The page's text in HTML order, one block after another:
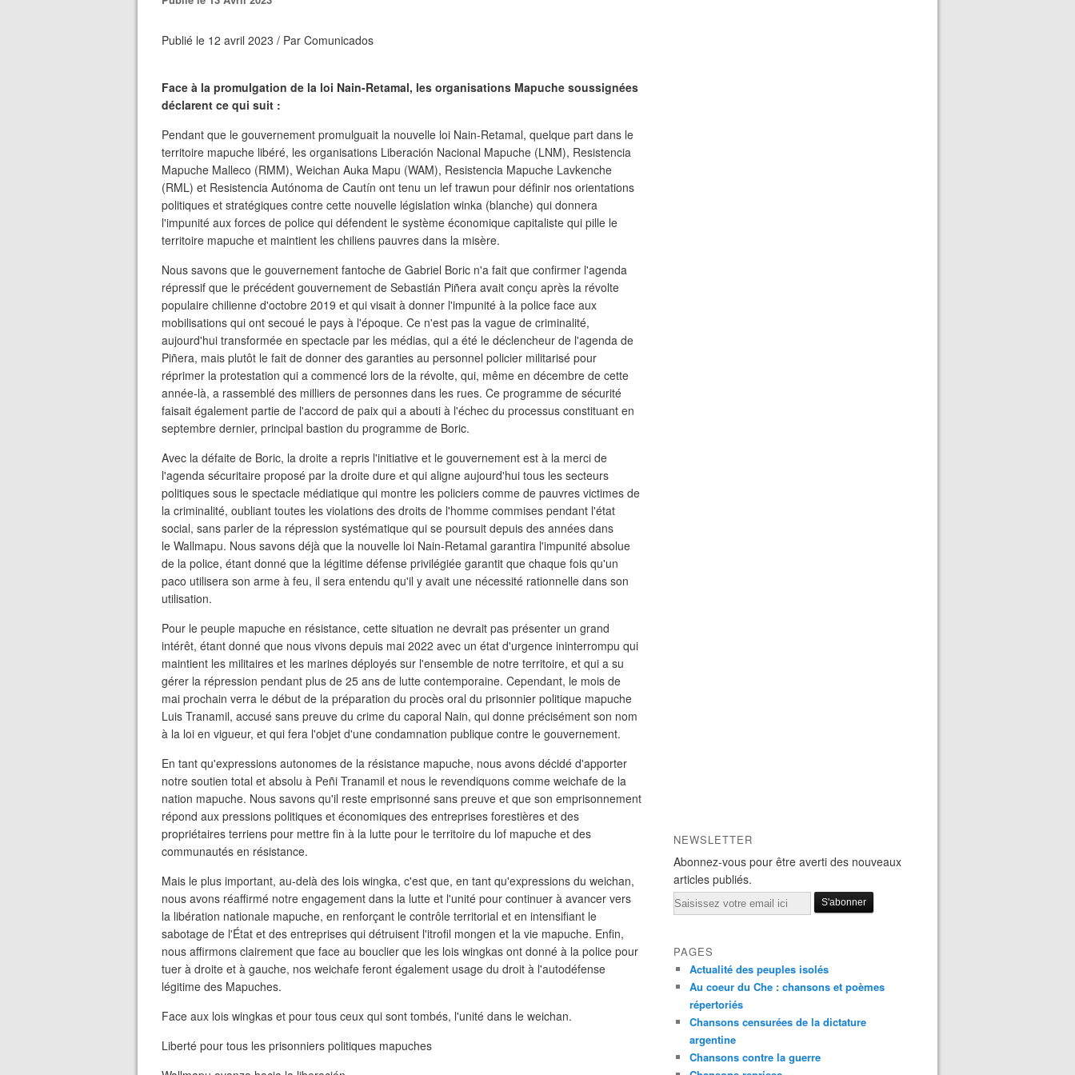
Publié le 12 avril 2023 / Par Comunicados
Face à la promulgation de la loi Nain-Retamal, les organisations Mapuche soussignées
déclarent ce qui suit :
Pendant que le gouvernement promulguait la nouvelle loi Nain-Retamal, quelque part dans le
territoire mapuche libéré, les organisations Liberación Nacional Mapuche (LNM), Resistencia
Mapuche Malleco (RMM), Weichan Auka Mapu (WAM), Resistencia Mapuche Lavkenche
(RML) et Resistencia Autónoma de Cautín ont tenu un lef trawun pour définir nos orientations
politiques et stratégiques contre cette nouvelle législation winka (blanche) qui donnera
l'impunité aux forces de police qui défendent le système économique capitaliste qui pille le
territoire mapuche et maintient les chiliens pauvres dans la misère.
Nous savons que le gouvernement fantoche de Gabriel Boric n'a fait que confirmer l'agenda
répressif que le précédent gouvernement de Sebastián Piñera avait conçu après la révolte
populaire chilienne d'octobre 2019 et qui visait à donner l'impunité à la police face aux
mobilisations qui ont secoué le pays à l'époque. Ce n'est pas la vague de criminalité,
aujourd'hui transformée en spectacle par les médias, qui a été le déclencheur de l'agenda de
Piñera, mais plutôt le fait de donner des garanties au personnel policier militarisé pour
réprimer la protestation qui a commencé lors de la révolte, qui, même en décembre de cette
année-là, a rassemblé des milliers de personnes dans les rues. Ce programme de sécurité
faisait également partie de l'accord de paix qui a abouti à l'échec du processus constituant en
septembre dernier, principal bastion du programme de Boric.
Avec la défaite de Boric, la droite a repris l'initiative et le gouvernement est à la merci de
l'agenda sécuritaire proposé par la droite dure et qui aligne aujourd'hui tous les secteurs
politiques sous le spectacle médiatique qui montre les policiers comme de pauvres victimes de
la criminalité, oubliant toutes les violations des droits de l'homme commises pendant l'état
social, sans parler de la répression systématique qui se poursuit depuis des années dans
le Wallmapu. Nous savons déjà que la nouvelle loi Nain-Retamal garantira l'impunité absolue
de la police, étant donné que la légitime défense privilégiée garantit que chaque fois qu'un
paco utilisera son arme à feu, il sera entendu qu'il y avait une nécessité rationnelle dans son
utilisation.
Pour le peuple mapuche en résistance, cette situation ne devrait pas présenter un grand
intérêt, étant donné que nous vivons depuis mai 2022 avec un état d'urgence ininterrompu qui
maintient les militaires et les marines déployés sur l'ensemble de notre territoire, et qui a su
gérer la répression pendant plus de 25 ans de lutte contemporaine. Cependant, le mois de
mai prochain verra le début de la préparation du procès oral du prisonnier politique mapuche
Luis Tranamil, accusé sans preuve du crime du caporal Nain, qui donne précisément son nom
à la loi en vigueur, et qui fera l'objet d'une condamnation publique contre le gouvernement.
En tant qu'expressions autonomes de la résistance mapuche, nous avons décidé d'apporter
notre soutien total et absolu à Peñi Tranamil et nous le revendiquons comme weichafe de la
nation mapuche. Nous savons qu'il reste emprisonné sans preuve et que son emprisonnement
répond aux pressions politiques et économiques des entreprises forestières et des
propriétaires terriens pour mettre fin à la lutte pour le territoire du lof mapuche et des
communautés en résistance.
Mais le plus important, au-delà des lois wingka, c'est que, en tant qu'expressions du weichan,
nous avons réaffirmé notre engagement dans la lutte et l'unité pour continuer à avancer vers
la libération nationale mapuche, en renforçant le contrôle territorial et en intensifiant le
sabotage de l'État et des entreprises qui détruisent l'itrofil mongen et la vie mapuche. Enfin,
nous affirmons clairement que face au bouclier que les lois wingkas ont donné à la police pour
tuer à droite et à gauche, nos weichafe feront également usage du droit à l'autodéfense
légitime des Mapuches.
Face aux lois wingkas et pour tous ceux qui sont tombés, l'unité dans le weichan.
Liberté pour tous les prisonniers politiques mapuches
NEWSLETTER
Abonnez-vous pour être averti des nouveaux
articles publiés.
Email
PAGES
Actualité des peuples isolés
Au coeur du Che : chansons et poèmes
répertoriés
Chansons censurées de la dictature
argentine
Chansons contre la guerre